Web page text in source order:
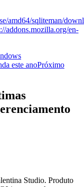
amd64/sqliteman/
addons.mozilla.org/en-
este anoPróximo
Studio. Produto